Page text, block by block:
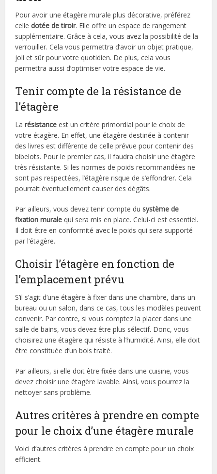
Pour avoir une étagère murale plus décorative, préférez
celledotée de tiroir. Elle offre un espace de rangement
supplémentaire. Grâce à cela, vous avez la possibilité de la
verrouiller. Cela vous permettra d’avoir un objet pratique,
joli et sûr pour votre quotidien. De plus, cela vous
permettra aussi d’optimiser votre espace de vie.
Tenir compte de la résistance de
l’étagère
Larésistanceest un critère primordial pour le choix de
votre étagère. En effet, une étagère destinée à contenir
des livres est différente de celle prévue pour contenir des
bibelots. Pour le premier cas, il faudra choisir une étagère
très résistante. Si les normes de poids recommandées ne
sont pas respectées, l’étagère risque de s’effondrer. Cela
pourrait éventuellement causer des dégâts.
Par ailleurs, vous devez tenir compte dusystème de
fixation murale qui sera mis en place. Celui-ci est essentiel.
Il doit être en conformité avec le poids qui sera supporté
par l’étagère.
Choisir l’étagère en fonction de
l’emplacement prévu
S’il s’agit d’une étagère à fixer dans une chambre, dans un
bureau ou un salon, dans ce cas, tous les modèles peuvent
convenir. Par contre, si vous comptez la placer dans une
salle de bains, vous devez être plus sélectif. Donc, vous
choisirez une étagère qui résiste à l’humidité. Ainsi, elle doit
être constituée d’un bois traité.
Par ailleurs, si elle doit être fixée dans une cuisine, vous
devez choisir une étagère lavable. Ainsi, vous pourrez la
nettoyer sans problème.
Autres critères à prendre en compte
pour le choix d’une étagère murale
Voici d’autres critères à prendre en compte pour un choix
efficient.